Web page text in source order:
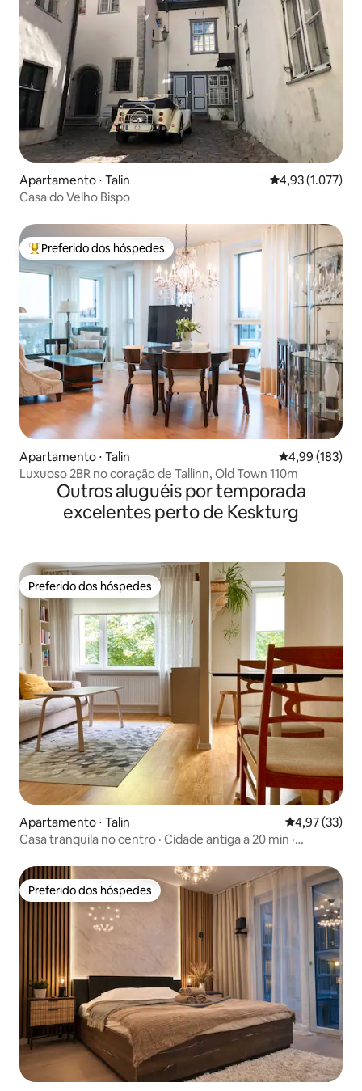
Apartamento ⋅ Talin 4,93 de uma
4,93 (1.077)
Casa do Velho Bispo
Entre os melhores preferidos dos hóspedes
Preferido dos hóspedes
Apartamento ⋅ Talin 4,99 de uma
4,99 (183)
Luxuoso 2BR no coração de Tallinn, Old Town 110m
Outros aluguéis por temporada
excelentes perto de Keskturg
Preferido dos hóspedes
Preferido dos hóspedes
Apartamento ⋅ Talin 4,97 de uma
4,97 (33)
Casa tranquila no centro · Cidade antiga a 20 min ·
Preferido dos hóspedes
Preferido dos hóspedes